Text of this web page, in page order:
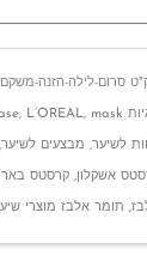
סרום-לילה-הזנה-
, L’OREAL, mask
לשיער, מבצעים לשיער,
אשקלון,קרסטס
, תומר אלבז מוצרי